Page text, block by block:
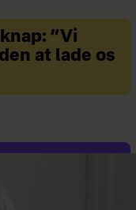
”Vi
at lade os